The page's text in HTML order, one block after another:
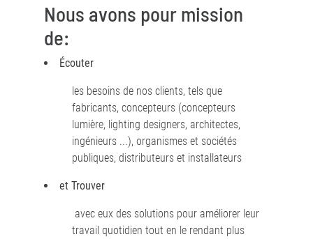
Nous avons pour mission
de:
Écouter
les besoins de nos clients, tels que
fabricants, concepteurs (concepteurs
lumière, lighting designers, architectes,
ingénieurs ...), organismes et sociétés
publiques, distributeurs et installateurs
et Trouver
avec eux des solutions pour améliorer leur
travail quotidien tout en le rendant plus